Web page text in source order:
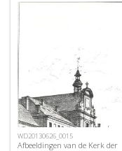
WD20130626_0015
Afbeeldingen van de Kerk der